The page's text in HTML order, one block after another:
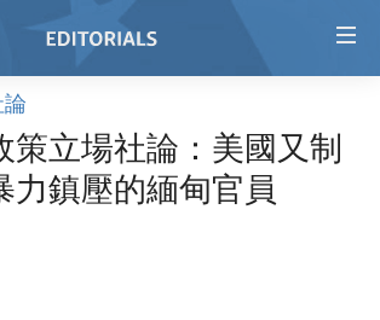
論
策立場社論：美國又制
力鎮壓的緬甸官員